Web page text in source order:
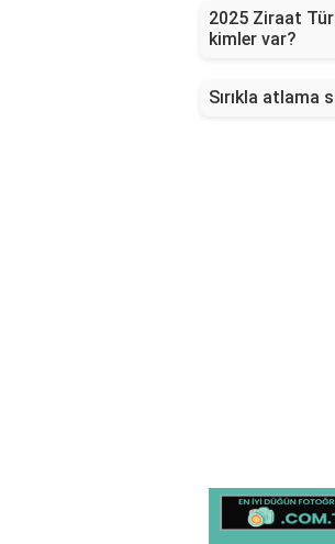
2025 Ziraat
kimler var?
Sırıkla atlama